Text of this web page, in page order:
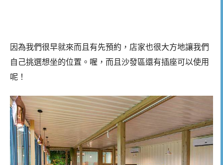
因為我們很早就來而且有先預約，店家也很大方地讓我們
自己挑選想坐的位置。喔，而且沙發區還有插座可以使用
呢！